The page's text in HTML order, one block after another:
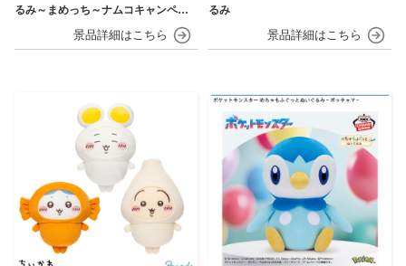
るみ～まめっち～ナムコキャンペー
るみ